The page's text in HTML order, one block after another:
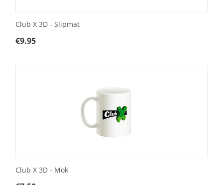
Club X 3D - Slipmat
€9.95
Club X 3D - Mok